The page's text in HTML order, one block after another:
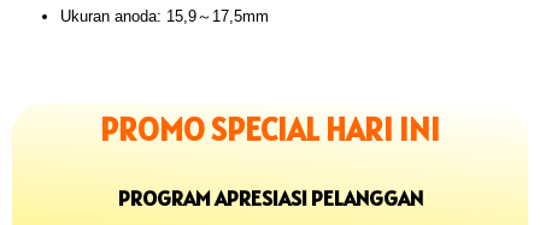
Ukuran anoda: 15,9～17,5mm
PROMO SPECIAL HARI INI
PROGRAM APRESIASI PELANGGAN